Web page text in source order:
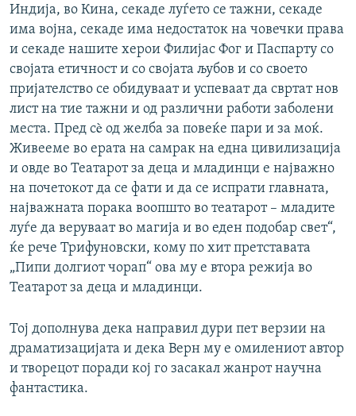
Индија, во Кина, секаде луѓето се тажни, секаде
има војна, секаде има недостаток на човечки права
и секаде нашите херои Филијас Фог и Паспарту со
својата етичност и со својата љубов и со своето
пријателство се обидуваат и успеваат да свртат нов
лист на тие тажни и од различни работи заболени
места. Пред сè од желба за повеќе пари и за моќ.
Живееме во ерата на самрак на една цивилизација
и овде во Театарот за деца и младинци е најважно
на почетокот да се фати и да се испрати главната,
најважната порака воопшто во театарот – младите
луѓе да веруваат во магија и во еден подобар свет“,
ќе рече Трифуновски, кому по хит претставата
„Пипи долгиот чорап“ ова му е втора режија во
Театарот за деца и младинци.
Тој дополнува дека направил дури пет верзии на
драматизацијата и дека Верн му е омилениот автор
и творецот поради кој го засакал жанрот научна
фантастика.